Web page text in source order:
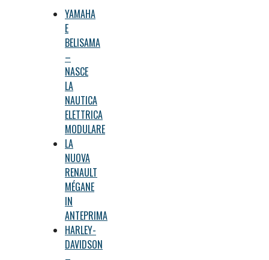
YAMAHA
E
BELISAMA
–
NASCE
LA
NAUTICA
ELETTRICA
MODULARE
LA
NUOVA
RENAULT
MÉGANE
IN
ANTEPRIMA
HARLEY-
DAVIDSON